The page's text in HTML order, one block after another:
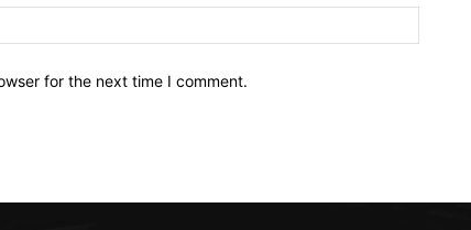
for the next time I comment.